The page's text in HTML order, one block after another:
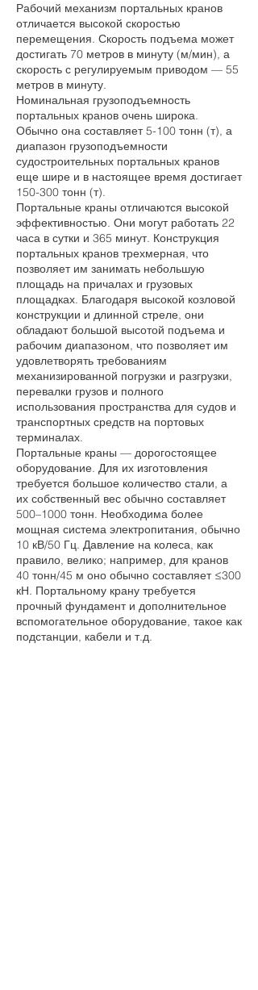
Рабочий механизм портальных кранов
отличается высокой скоростью
перемещения. Скорость подъема может
достигать 70 метров в минуту (м/мин), а
скорость с регулируемым приводом — 55
метров в минуту.
Номинальная грузоподъемность
портальных кранов очень широка.
Обычно она составляет 5-100 тонн (т), а
диапазон грузоподъемности
судостроительных портальных кранов
еще шире и в настоящее время достигает
150-300 тонн (т).
Портальные краны отличаются высокой
эффективностью. Они могут работать 22
часа в сутки и 365 минут. Конструкция
портальных кранов трехмерная, что
позволяет им занимать небольшую
площадь на причалах и грузовых
площадках. Благодаря высокой козловой
конструкции и длинной стреле, они
обладают большой высотой подъема и
рабочим диапазоном, что позволяет им
удовлетворять требованиям
механизированной погрузки и разгрузки,
перевалки грузов и полного
использования пространства для судов и
транспортных средств на портовых
терминалах.
Портальные краны — дорогостоящее
оборудование. Для их изготовления
требуется большое количество стали, а
их собственный вес обычно составляет
500–1000 тонн. Необходима более
мощная система электропитания, обычно
10 кВ/50 Гц. Давление на колеса, как
правило, велико; например, для кранов
40 тонн/45 м оно обычно составляет ≤300
кН. Портальному крану требуется
прочный фундамент и дополнительное
вспомогательное оборудование, такое как
подстанции, кабели и т.д.